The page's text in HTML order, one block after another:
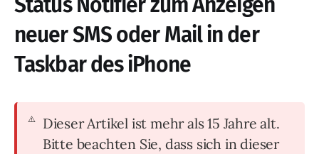
neuer SMS oder Mail in der
Taskbar des iPhone
Dieser Artikel ist mehr als 15 Jahre alt.
Bitte beachten Sie, dass sich in dieser